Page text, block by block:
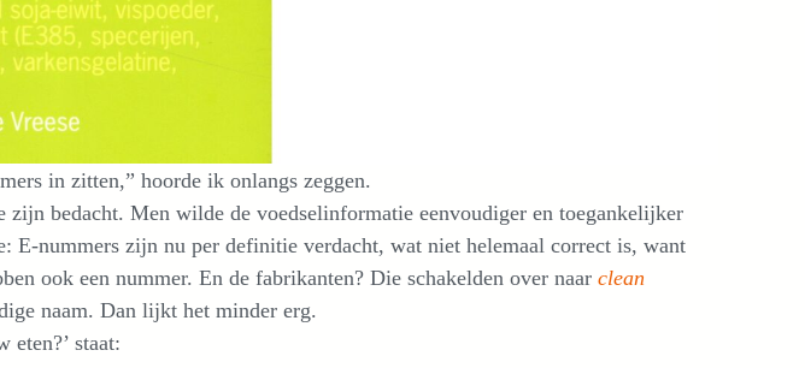
in zitten,” hoorde ik onlangs zeggen.
zijn bedacht. Men wilde de voedselinformatie eenvoudiger en toegankelijker
E-nummers zijn nu per definitie verdacht, wat niet helemaal correct is, want
ook een nummer. En de fabrikanten? Die schakelden over naar clean
naam. Dan lijkt het minder erg.
eten?’ staat: